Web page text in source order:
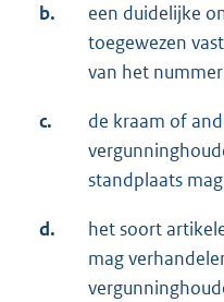
b.
een duidelijke
toegewezen
van het
c.
de kraam of
standplaats
d.
het soort
mag